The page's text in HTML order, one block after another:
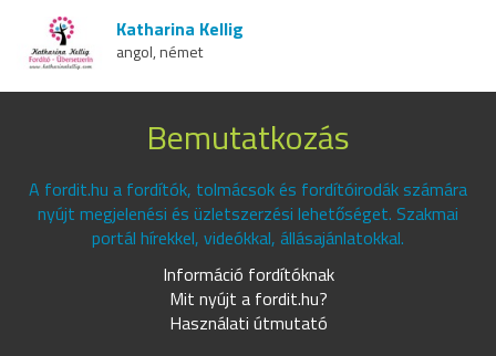
Katharina Kellig
angol, német
Bemutatkozás
A fordit.hu a fordítók, tolmácsok és fordítóirodák számára
nyújt megjelenési és üzletszerzési lehetőséget. Szakmai
portál hírekkel, videókkal, állásajánlatokkal.
Információ fordítóknak
Mit nyújt a fordit.hu?
Használati útmutató